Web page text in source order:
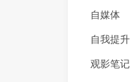
自媒体
自我提升
观影笔记